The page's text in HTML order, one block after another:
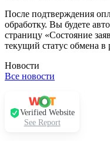
После подтверждения
обработку. Вы будете
страницу «Состояние
текущий статус обмена
Новости
Все новости
Verified Website
See Report